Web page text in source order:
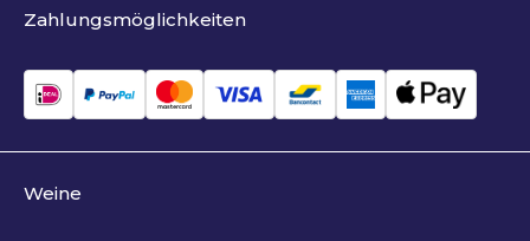
Zahlungsmöglichkeiten
Weine